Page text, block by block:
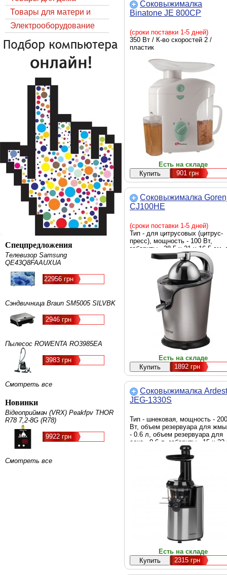
Товары для матери и
ребёнка
Электрооборудование
Спецпредложения
Телевизор Samsung
QE43Q8FAAUXUA
22956 грн
Сэндвичница Braun SM5005 SILVBK
2946 грн
Пылесос ROWENTA RO3985EA
3983 грн
Смотреть все
Новинки
Відеоприймач (VRX) Peakfpv THOR
R78 7,2-8G (R78)
9922 грн
Смотреть все
Соковыжималка
Binatone JE 800CP
(сроки поставки 1-5 дней)
350 Вт / К-во скоростей 2 /
пластик
Есть на складе
901грн
Соковыжималка
CJ100HE
(сроки поставки 1-5 дней)
Тип - для цитрусовых (цитрус-
пресс), мощность - 100 Вт,
габариты - 28.5 х 21 х 16.5 см,
- 1.9 кг, Цвет - нержавеющая
Есть на складе
1892 грн
Соковыжималка
JEG-1330S
Тип - шнековая, мощность - 200
Вт, объем резервуара для
- 0.6 л, объем резервуара для
сока - 0.6 л, габариты - 15 х 22
44 см, вес - 3.5 кг, Цвет -
нержавеющая сталь
Есть на складе
2315 грн